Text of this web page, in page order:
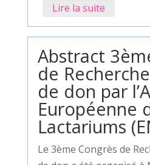
Lire la suite
Abstract
de
de don par
Européenne
Lactariums
Le 3ème Congrès de